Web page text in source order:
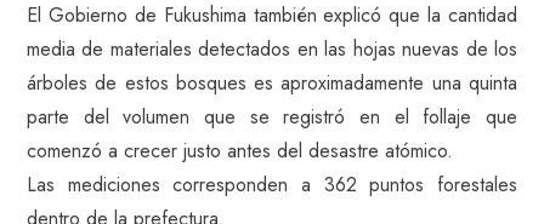
El Gobierno de Fukushima también explicó que la cantidad
media de materiales detectados en las hojas nuevas de los
árboles de estos bosques es aproximadamente una quinta
parte del volumen que se registró en el follaje que
comenzó a crecer justo antes del desastre atómico.
Las mediciones corresponden a 362 puntos forestales